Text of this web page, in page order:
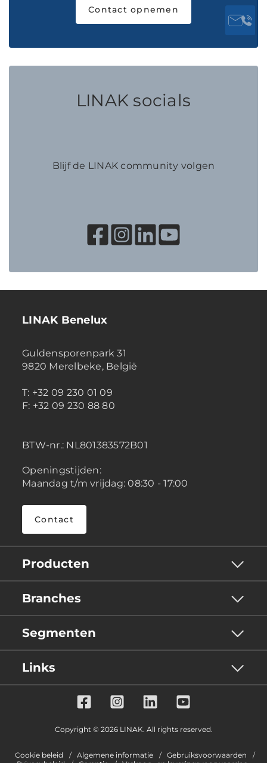
Contact opnemen
LINAK socials
Blijf de LINAK community volgen
LINAK Benelux
Guldensporenpark 31
9820 Merelbeke, België
T: +32 09 230 01 09
F: +32 09 230 88 80
BTW-nr.: NL801383572B01
Openingstijden:
Maandag t/m vrijdag: 08:30 - 17:00
Contact
Producten
Branches
Segmenten
Links
Copyright © 2026 LINAK. All rights reserved.
Cookie beleid Algemene informatie
Gebruiksvoorwaarden